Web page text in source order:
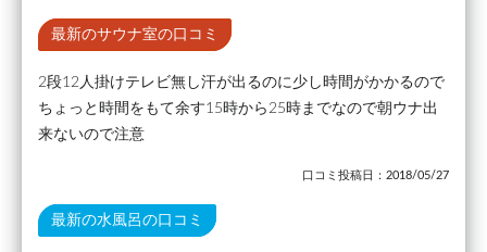
最新のサウナ室の口コミ
2段12人掛けテレビ無し汗が出るのに少し時間がかかるので
ちょっと時間をもて余す15時から25時までなので朝ウナ出
来ないので注意
口コミ投稿日：2018/05/27
最新の水風呂の口コミ